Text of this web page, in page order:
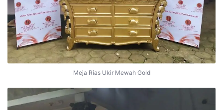
Meja Rias Ukir Mewah Gold